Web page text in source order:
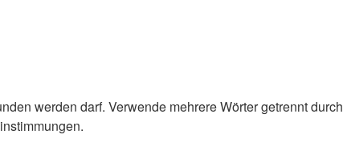
werden darf. Verwende mehrere Wörter getrennt durch